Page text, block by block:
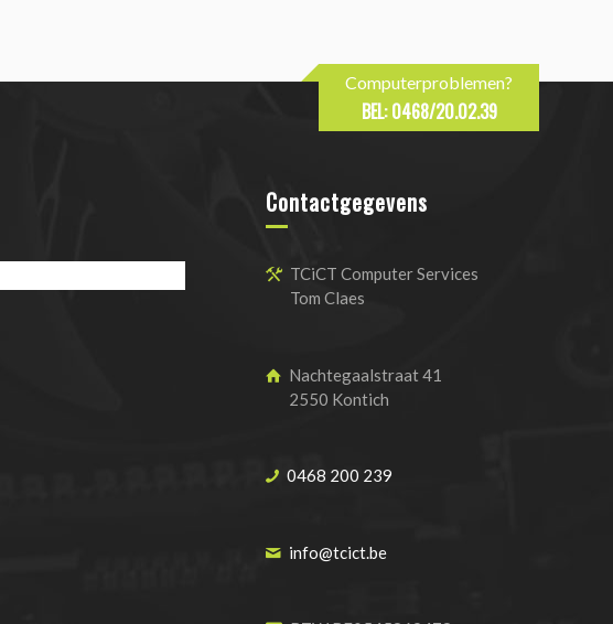
Computerproblemen?
BEL: 0468/20.02.39
Contactgegevens
TCiCT Computer Services
Tom Claes
Nachtegaalstraat 41
2550 Kontich
0468 200 239
info@tcict.be